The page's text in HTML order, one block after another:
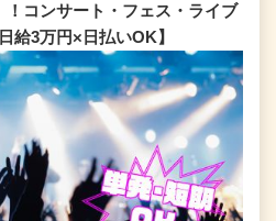
コンサート・フェス・ライブ
給3万円×日払いOK】